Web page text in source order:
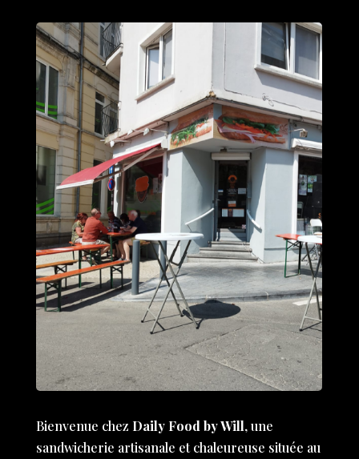
Bienvenue chez Daily Food by Will, une
sandwicherie artisanale et chaleureuse située au